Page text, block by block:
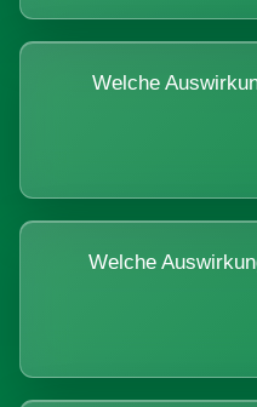
Welche
Welche